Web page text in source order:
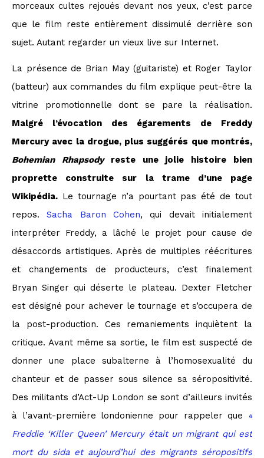
morceaux cultes rejoués devant nos yeux, c’est parce
que le film reste entièrement dissimulé derrière son
sujet. Autant regarder un vieux live sur Internet.
La présence de Brian May (guitariste) et Roger Taylor
(batteur) aux commandes du film explique peut-être la
vitrine promotionnelle dont se pare la réalisation.
Malgré l’évocation des égarements de Freddy
Mercury avec la drogue, plus suggérés que montrés,
Bohemian Rhapsodyreste une jolie histoire bien
proprette construite sur la trame d’une page
Wikipédia. Le tournage n’a pourtant pas été de tout
repos.Sacha Baron Cohen, qui devait initialement
interpréter Freddy, a lâché le projet pour cause de
désaccords artistiques. Après de multiples réécritures
et changements de producteurs, c’est finalement
Bryan Singer qui déserte le plateau. Dexter Fletcher
est désigné pour achever le tournage et s’occupera de
la post-production. Ces remaniements inquiètent la
critique. Avant même sa sortie, le film est suspecté de
donner une place subalterne à l’homosexualité du
chanteur et de passer sous silence sa séropositivité.
Des militants d’Act-Up London se sont d’ailleurs invités
à l’avant-première londonienne pour rappeler que
«
Freddie ‘Killer Queen’ Mercury était un migrant qui est
mort du sida et aujourd’hui des migrants séropositifs